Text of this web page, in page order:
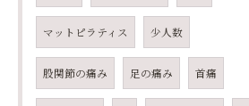
マットピラティス 少人数
股関節の痛み 足の痛み 首痛